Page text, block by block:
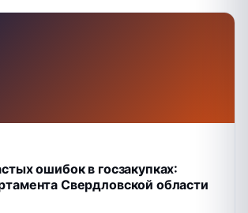
ошибок в госзакупках:
Свердловской области